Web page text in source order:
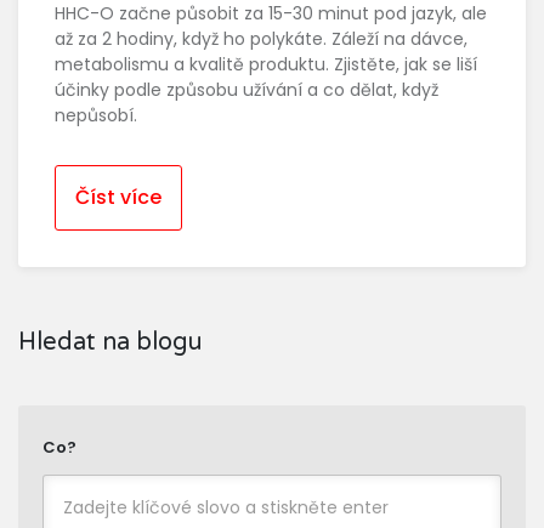
HHC-O začne působit za 15-30 minut pod jazyk, ale
až za 2 hodiny, když ho polykáte. Záleží na dávce,
metabolismu a kvalitě produktu. Zjistěte, jak se liší
účinky podle způsobu užívání a co dělat, když
nepůsobí.
Číst více
Hledat na blogu
Co?